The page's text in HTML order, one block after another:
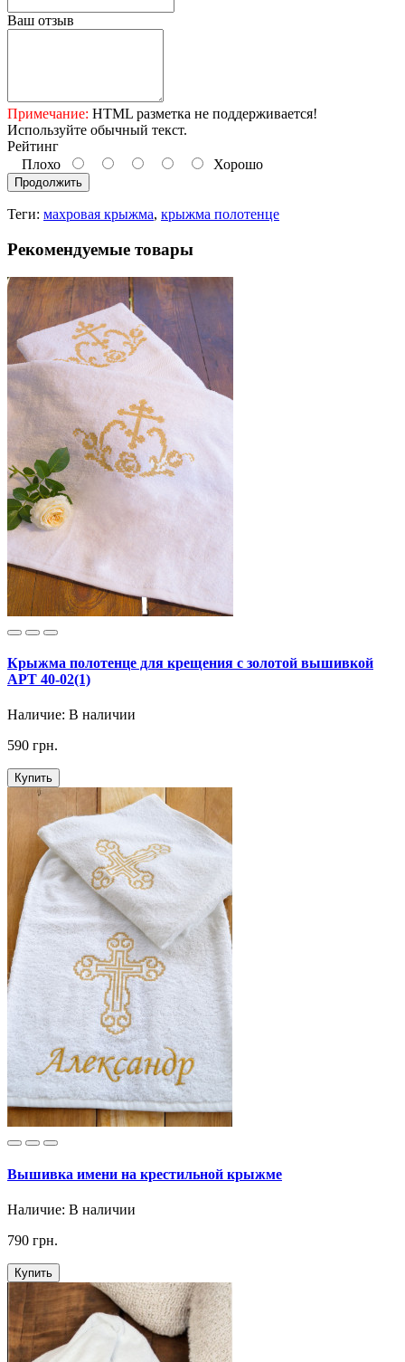
Ваш отзыв
Примечание: HTML разметка не поддерживается!
Используйте обычный текст.
Рейтинг
Плохо
Хорошо
Продолжить
Теги: махровая крыжма, крыжма полотенце
Рекомендуемые товары
Крыжма полотенце для крещения с золотой вышивкой
АРТ 40-02(1)
Наличие: В наличии
590 грн.
Купить
Вышивка имени на крестильной крыжме
Наличие: В наличии
790 грн.
Купить